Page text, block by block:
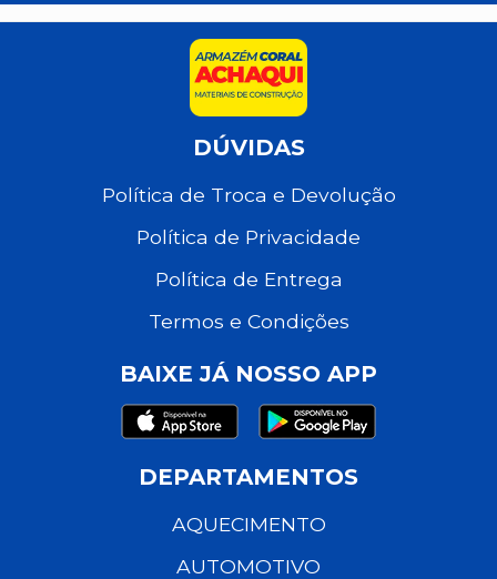
DÚVIDAS
Política de Troca e Devolução
Política de Privacidade
Política de Entrega
Termos e Condições
BAIXE JÁ NOSSO APP
DEPARTAMENTOS
AQUECIMENTO
AUTOMOTIVO